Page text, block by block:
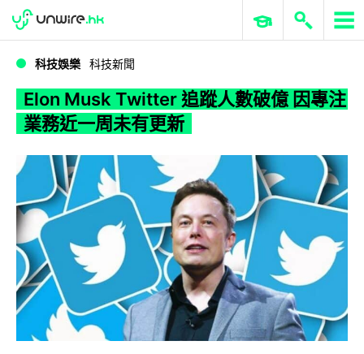
WWDC 2026 ERP 與商業 AI
科技娛樂 科技新聞
Elon Musk Twitter 追蹤人數破億 因專注
業務近一周未有更新